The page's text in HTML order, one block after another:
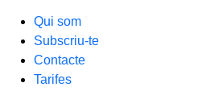
Qui som
Subscriu-te
Contacte
Tarifes